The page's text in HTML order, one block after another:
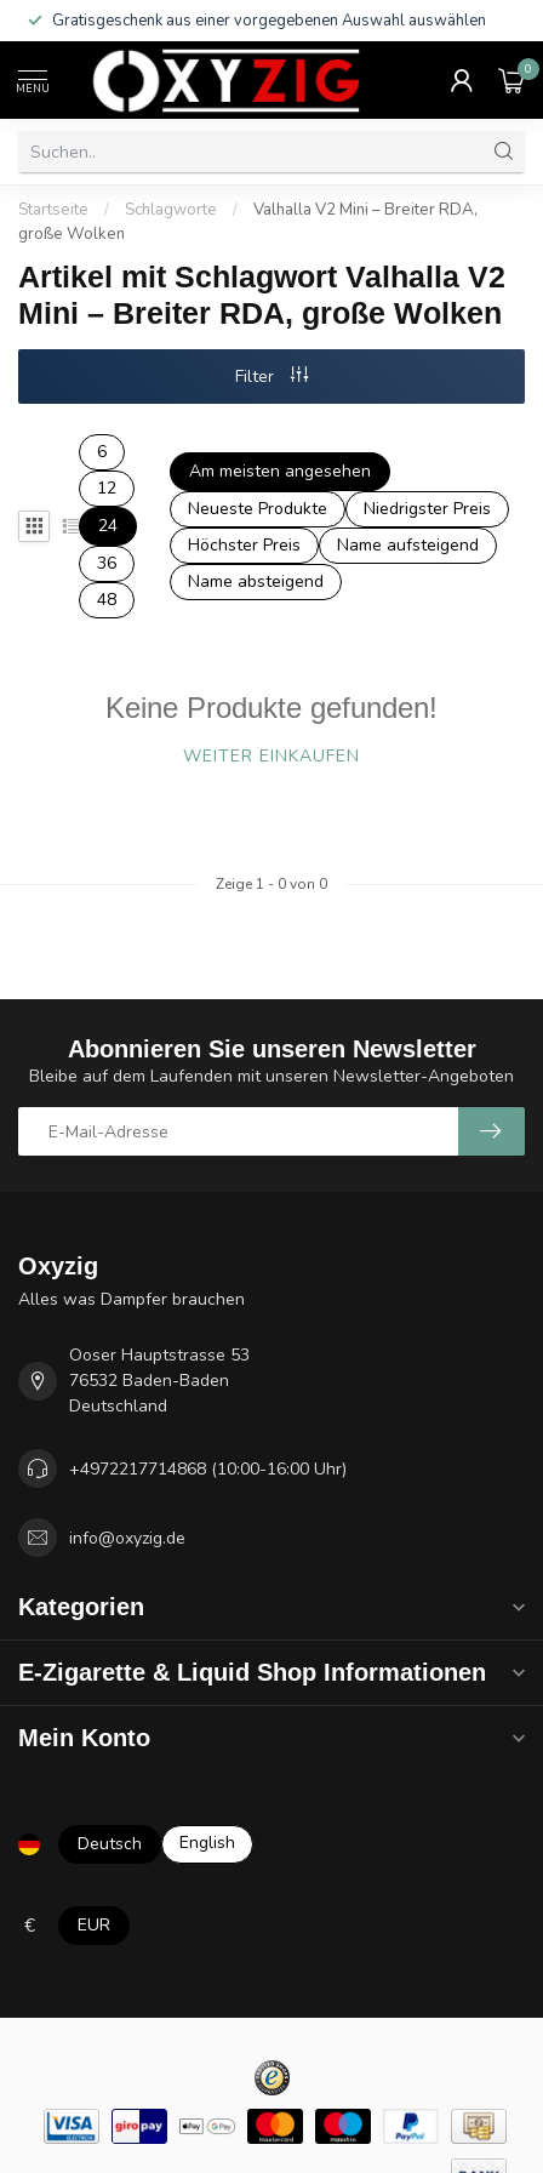
Gratisgeschenk aus einer vorgegebenen Auswahl auswählen
MENU
0
Startseite / Schlagworte /
Valhalla V2 Mini – Breiter RDA,
große Wolken
Artikel mit Schlagwort Valhalla V2
Mini – Breiter RDA, große Wolken
Filter
6
12
24
36
48
Am meisten angesehen
Neueste Produkte
Niedrigster Preis
Höchster Preis
Name aufsteigend
Name absteigend
Keine Produkte gefunden!
WEITER EINKAUFEN
Zeige 1 - 0von 0
Abonnieren Sie unseren Newsletter
Bleibe auf dem Laufenden mit unseren Newsletter-Angeboten
Oxyzig
Alles was Dampfer brauchen
Ooser Hauptstrasse 53
76532 Baden-Baden
Deutschland
+4972217714868 (10:00-16:00 Uhr)
info@oxyzig.de
Kategorien
E-Zigarette & Liquid Shop Informationen
Mein Konto
Deutsch English
€ EUR